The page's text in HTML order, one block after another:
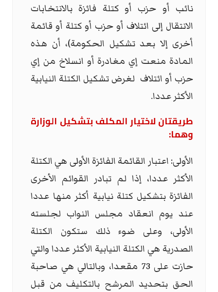
نائب أو حزب أو كتلة فائزة بالانتخابات
الانتقال إلى ائتلاف أو حزب أو كتلة أو قائمة
أخرى إلا بعد تشكيل الحكومة)، أن هذه
المادة منعت إي مغادرة أو انسلاخ من إي
حزب أو ائتلاف لغرض تشكيل الكتلة النيابية
الأكثر عددا.
طريقتان لاختيار المكلف بتشكيل الوزارة
وهما:
الأولى: اعتبار القائمة الفائزة الأولى هي الكتلة
الأكثر عددا، إذا لم تبادر القوائم الأخرى
الفائزة بتشكيل كتلة نيابية أكثر منها عددا
عند يوم انعقاد مجلس النواب لجلسته
الأولى، وعلى ضوء ذلك ستكون الكتلة
الصدرية هي الكتلة النيابية الأكثر عددا والتي
حازت على 73 مقعدا، وبالتالي هي صاحبة
الحق بتحديد المرشح بالتكليف من قبل